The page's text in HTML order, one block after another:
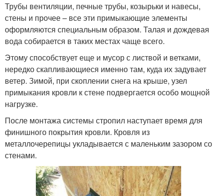
Трубы вентиляции, печные трубы, козырьки и навесы,
стены и прочее – все эти примыкающие элементы
оформляются специальным образом. Талая и дождевая
вода собирается в таких местах чаще всего.
Этому способствует еще и мусор с листвой и ветками,
нередко скапливающиеся именно там, куда их задувает
ветер. Зимой, при скоплении снега на крыше, узел
примыкания кровли к стене подвергается особо мощной
нагрузке.
После монтажа системы стропил наступает время для
финишного покрытия кровли. Кровля из
металлочерепицы укладывается с маленьким зазором со
стенами.